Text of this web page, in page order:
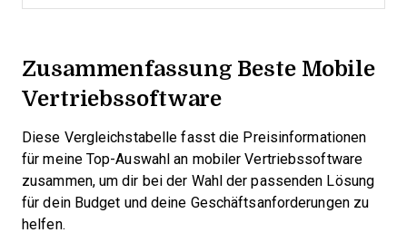
Zusammenfassung Beste Mobile
Vertriebssoftware
Diese Vergleichstabelle fasst die Preisinformationen
für meine Top-Auswahl an mobiler Vertriebssoftware
zusammen, um dir bei der Wahl der passenden Lösung
für dein Budget und deine Geschäftsanforderungen zu
helfen.